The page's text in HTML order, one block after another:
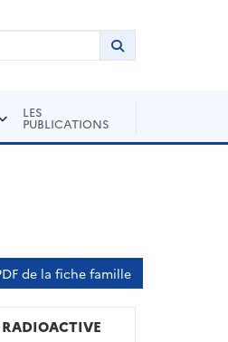
Rechercher
Lancer la
LES
PUBLICATIONS
de la fiche famille
RADIOACTIVE